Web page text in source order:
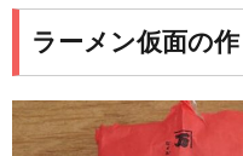
ラーメン仮面の作